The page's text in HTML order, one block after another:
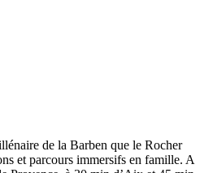
de la Barben que le Rocher
et parcours immersifs en famille. A